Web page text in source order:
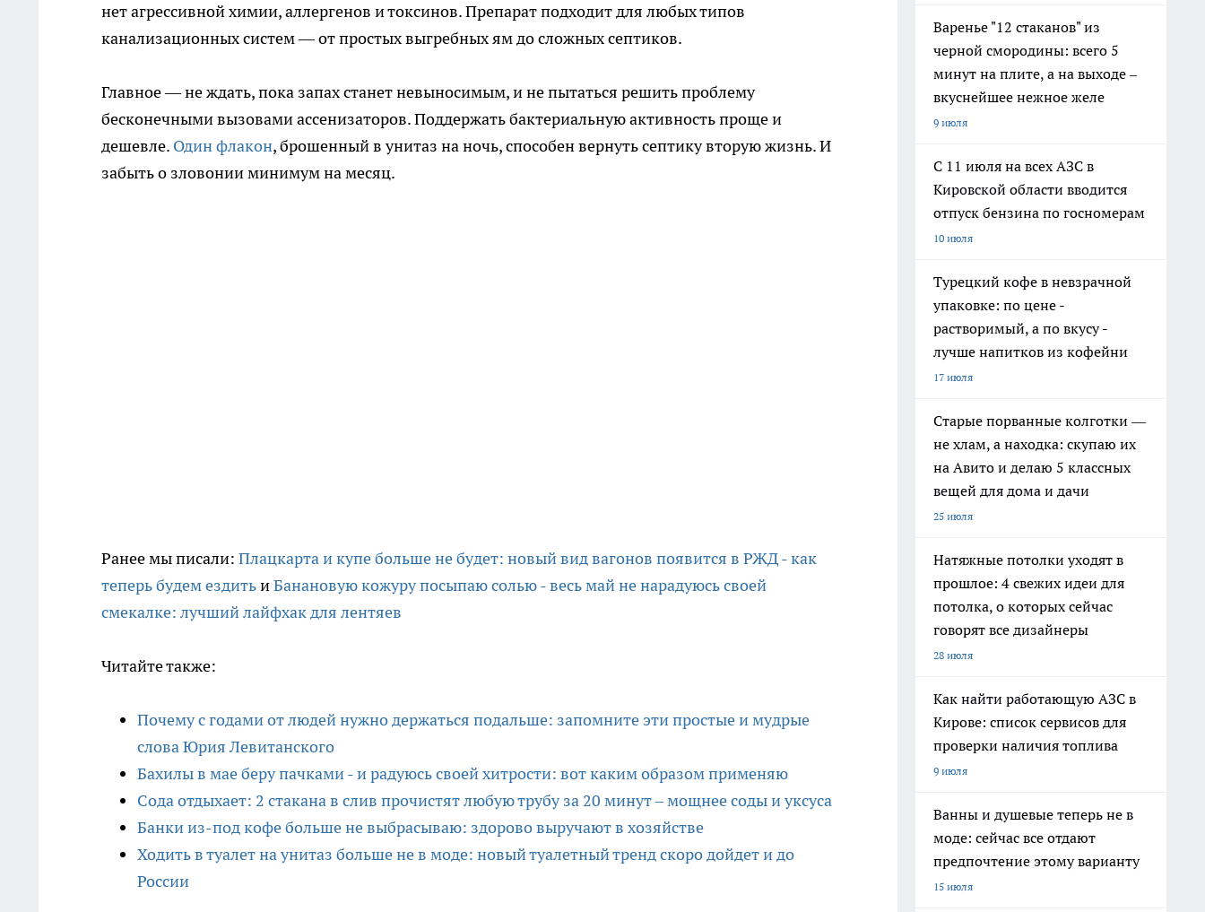
нет агрессивной химии, аллергенов и токсинов. Препарат подходит для любых типов
канализационных систем — от простых выгребных ям до сложных септиков.
Главное — не ждать, пока запах станет невыносимым, и не пытаться решить проблему
бесконечными вызовами ассенизаторов. Поддержать бактериальную активность проще и
дешевле. Один флакон, брошенный в унитаз на ночь, способен вернуть септику вторую жизнь. И
забыть о зловонии минимум на месяц.
Ранее мы писали: Плацкарта и купе больше не будет: новый вид вагонов появится в РЖД - как
теперь будем ездитьиБанановую кожуру посыпаю солью - весь май не нарадуюсь своей
смекалке: лучший лайфхак для лентяев
Читайте также:
Почему с годами от людей нужно держаться подальше: запомните эти простые и мудрые
слова Юрия Левитанского
Бахилы в мае беру пачками - и радуюсь своей хитрости: вот каким образом применяю
Сода отдыхает: 2 стакана в слив прочистят любую трубу за 20 минут – мощнее соды и уксуса
Банки из-под кофе больше не выбрасываю: здорово выручают в хозяйстве
Ходить в туалет на унитаз больше не в моде: новый туалетный тренд скоро дойдет и до
России
Варенье "12 стаканов" из
черной смородины: всего 5
минут на плите, а на выходе –
вкуснейшее нежное желе
9 июля
С 11 июля на всех АЗС в
Кировской области вводится
отпуск бензина по госномерам
10 июля
Турецкий кофе в невзрачной
упаковке: по цене -
растворимый, а по вкусу -
лучше напитков из кофейни
17 июля
Старые порванные колготки —
не хлам, а находка: скупаю их
на Авито и делаю 5 классных
вещей для дома и дачи
25 июля
Натяжные потолки уходят в
прошлое: 4 свежих идеи для
потолка, о которых сейчас
говорят все дизайнеры
28 июля
Как найти работающую АЗС в
Кирове: список сервисов для
проверки наличия топлива
9 июля
Ванны и душевые теперь не в
моде: сейчас все отдают
предпочтение этому варианту
15 июля